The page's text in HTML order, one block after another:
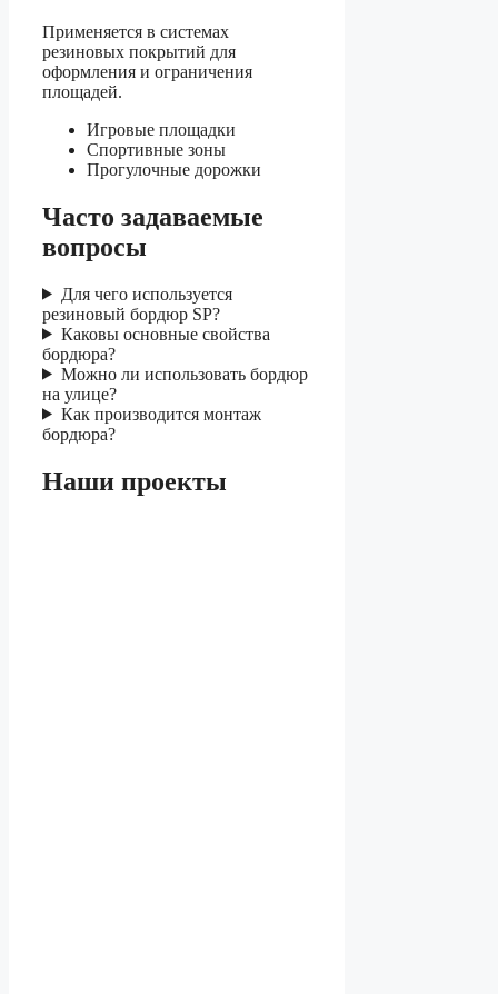
Применяется в системах
резиновых покрытий для
оформления и ограничения
площадей.
Игровые площадки
Спортивные зоны
Прогулочные дорожки
Часто задаваемые
вопросы
Для чего используется
резиновый бордюр SP?
Каковы основные свойства
бордюра?
Можно ли использовать бордюр
на улице?
Как производится монтаж
бордюра?
Наши проекты